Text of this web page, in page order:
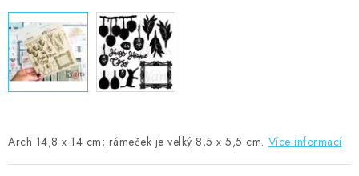
Jak nakupovat
Arch 14,8 x 14 cm; rámeček je velký 8,5 x 5,5 cm. Více informací